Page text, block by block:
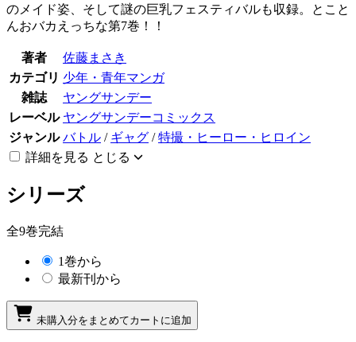
のメイド姿、そして謎の巨乳フェスティバルも収録。とこと
んおバカえっちな第7巻！！
著者
佐藤まさき
カテゴリ 少年・青年マンガ
雑誌
ヤングサンデー
レーベル ヤングサンデーコミックス
ジャンル バトル / ギャグ /特撮・ヒーロー・ヒロイン
詳細を見る とじる
シリーズ
全9巻完結
1巻から
最新刊から
未購入分をまとめてカートに追加